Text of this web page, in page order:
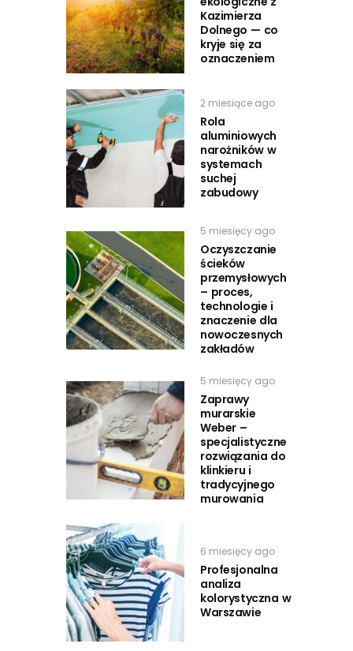
Kazimierza
Dolnego — co
kryje się za
oznaczeniem
2 miesiące ago
Rola
aluminiowych
narożników w
systemach
suchej
zabudowy
5 miesięcy ago
Oczyszczanie
ścieków
przemysłowych
– proces,
technologie i
znaczenie dla
nowoczesnych
zakładów
5 miesięcy ago
Zaprawy
murarskie
Weber –
specjalistyczne
rozwiązania do
klinkieru i
tradycyjnego
murowania
6 miesięcy ago
Profesjonalna
analiza
kolorystyczna w
Warszawie